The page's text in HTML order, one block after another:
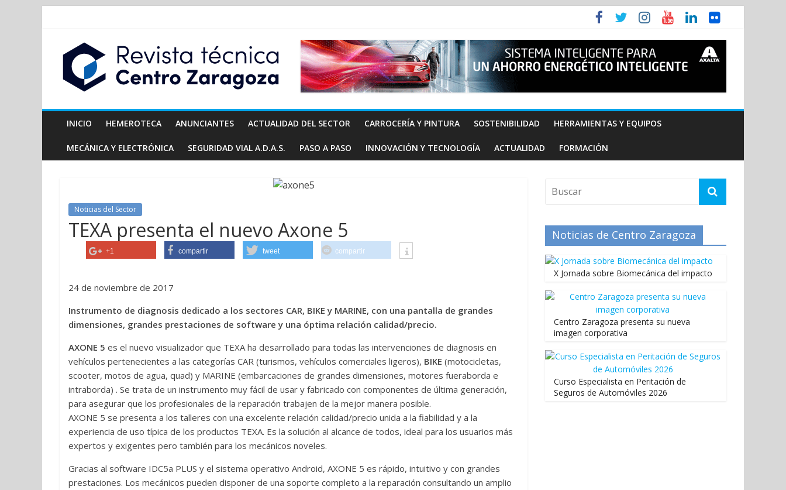
INICIO HEMEROTECA ANUNCIANTES ACTUALIDAD DEL SECTOR CARROCERÍA Y PINTURA SOSTENIBILIDAD HERRAMIENTAS Y EQUIPOS
MECÁNICA Y ELECTRÓNICA SEGURIDAD VIAL A.D.A.S. PASO A PASO INNOVACIÓN Y TECNOLOGÍA ACTUALIDAD FORMACIÓN
Noticias del Sector
TEXA presenta el nuevo Axone 5
+1 compartir tweet compartir
24 de noviembre de 2017
Instrumento de diagnosis dedicado a los sectores CAR, BIKE y MARINE, con una pantalla de grandes
dimensiones, grandes prestaciones de software y una óptima relación calidad/precio.
AXONE 5 es el nuevo visualizador que TEXA ha desarrollado para todas las intervenciones de diagnosis en
vehículos pertenecientes a las categorías CAR (turismos, vehículos comerciales ligeros), BIKE (motocicletas,
scooter, motos de agua, quad) y MARINE (embarcaciones de grandes dimensiones, motores fueraborda e
intraborda) . Se trata de un instrumento muy fácil de usar y fabricado con componentes de última generación,
para asegurar que los profesionales de la reparación trabajen de la mejor manera posible.
AXONE 5 se presenta a los talleres con una excelente relación calidad/precio unida a la fiabilidad y a la
experiencia de uso típica de los productos TEXA. Es la solución al alcance de todos, ideal para los usuarios más
expertos y exigentes pero también para los mecánicos noveles.
Gracias al software IDC5a PLUS y el sistema operativo Android, AXONE 5 es rápido, intuitivo y con grandes
prestaciones. Los mecánicos pueden disponer de una soporte completo a la reparación consultando un amplio
Noticias de Centro Zaragoza
X Jornada sobre Biomecánica del impacto
Centro Zaragoza presenta su nueva
imagen corporativa
Curso Especialista en Peritación de
Seguros de Automóviles 2026